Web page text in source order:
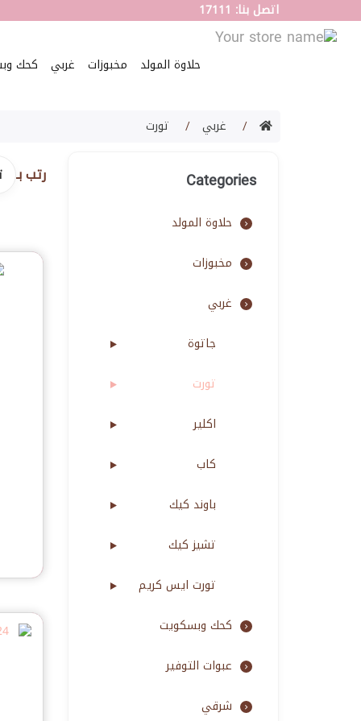
اتصل بنا: 17111
حلاوة المولد مخبوزات غربي كحك
غربي تورت
Categories
حلاوة المولد
مخبوزات
غربي
جاتوة
تورت
اكلير
كاب
باوند كيك
تشيز كيك
تورت ايس كريم
كحك وبسكويت
عبوات التوفير
شرقي
رتب بـ